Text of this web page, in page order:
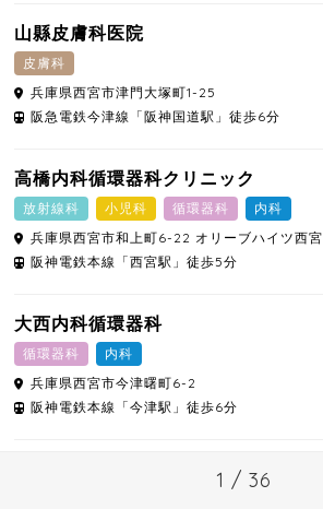
山縣皮膚科医院
皮膚科
兵庫県西宮市津門大塚町1-25
阪急電鉄今津線「阪神国道駅」徒歩6分
高橋内科循環器科クリニック
放射線科 小児科 循環器科
内科
兵庫県西宮市和上町6-22 オリーブハイツ西宮
阪神電鉄本線「西宮駅」徒歩5分
大西内科循環器科
循環器科
内科
兵庫県西宮市今津曙町6-2
阪神電鉄本線「今津駅」徒歩6分
1 / 36